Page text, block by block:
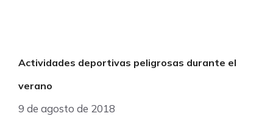
Actividades deportivas peligrosas durante el
verano
9 de agosto de 2018